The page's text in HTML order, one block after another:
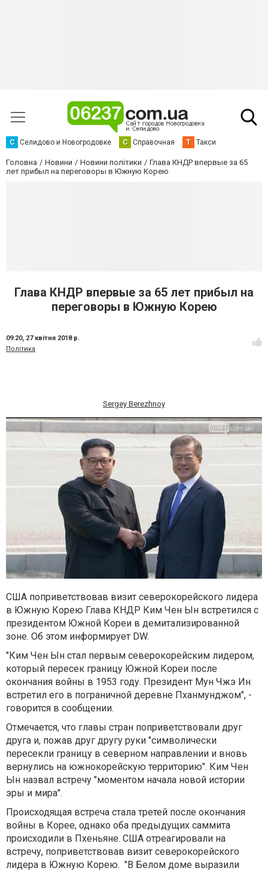
С Селидово и Новогродовке С Справочная Т Такси
Головна Новини Новини політики
Глава КНДР впервые за 65
лет прибыл на переговоры в Южную Корею
Глава КНДР впервые за 65 лет прибыл на
переговоры в Южную Корею
09:20, 27 квітня 2018 р.
Політика
Sergey Berezhnoy
США поприветствовав визит северокорейского лидера
в Южную Корею Глава КНДР Ким Чен Ын встретился с
президентом Южной Кореи в демитализированной
зоне. Об этом информирует DW.
"Ким Чен Ын стал первым северокорейским лидером,
который пересек границу Южной Кореи после
окончания войны в 1953 году. Президент Мун Чжэ Ин
встретил его в пограничной деревне Пханмунджом", -
говорится в сообщении.
Отмечается, что главы стран поприветствовали друг
друга и, пожав друг другу руки "символически
пересекли границу в северном направлении и вновь
вернулись на южнокорейскую территорию". Ким Чен
Ын назвал встречу "моментом начала новой истории
эры и мира".
Происходящая встреча стала третей после окончания
войны в Корее, однако оба предыдущих саммита
происходили в Пхеньяне. США отреагировали на
встречу, поприветствовав визит северокорейского
лидера в Южную Корею. "В Белом доме выразили